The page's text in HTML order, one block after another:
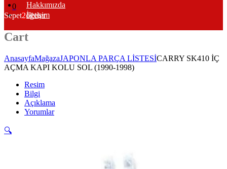
Hakkımızda
İletişim
0
Sepet2öğeler
Cart
AnasayfaMağazaJAPONLA PARÇA LİSTESİCARRY SK410 İÇ
AÇMA KAPI KOLU SOL (1990-1998)
Resim
Bilgi
Açıklama
Yorumlar
🔍